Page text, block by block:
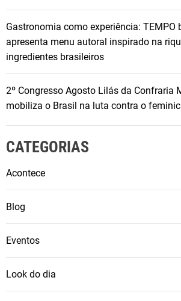
Gastronomia como experiência: TEMPO
apresenta menu autoral inspirado na
ingredientes brasileiros
2º Congresso Agosto Lilás da Confraria
mobiliza o Brasil na luta contra o
CATEGORIAS
Acontece
Blog
Eventos
Look do dia